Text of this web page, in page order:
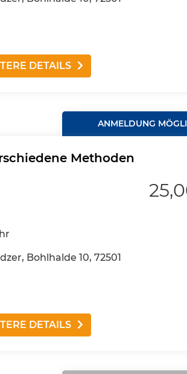
DETAILS
ANMELDUNG
Methoden
Bohlhalde 10, 72501
DETAILS